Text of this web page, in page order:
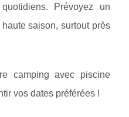
Prévoyez un
saison, surtout près
camping avec piscine
vos dates préférées !